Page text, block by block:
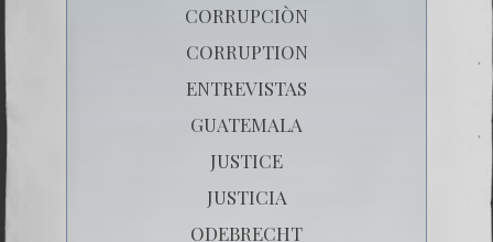
CORRUPCIÒN
CORRUPTION
ENTREVISTAS
GUATEMALA
JUSTICE
JUSTICIA
ODEBRECHT